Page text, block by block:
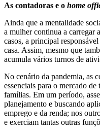
As contadoras e o home
Ainda que a mentalidade
a mulher continua a carregar
casos, a principal
casa. Assim, mesmo que
acumula vários turnos de
No cenário da pandemia, as
essenciais para o mercado de
famílias. Em um período,
planejamento e buscando
emprego e da renda; nos
e exerciam tantas outras